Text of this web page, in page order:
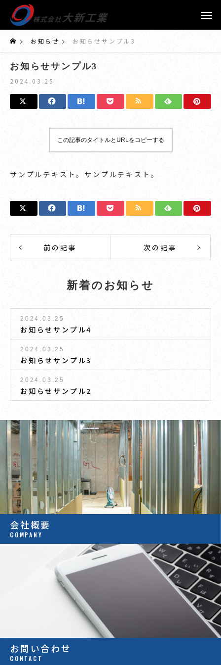
お知らせ お知らせサンプル3
お知らせサンプル3
2024.03.25
この記事のタイトルとURLをコピーする
サンプルテキスト。サンプルテキスト。
前の記事 次の記事
新着のお知らせ
2024.03.25
お知らせサンプル4
2024.03.25
お知らせサンプル3
2024.03.25
お知らせサンプル2
会社概要
COMPANY
お問い合わせ
CONTACT